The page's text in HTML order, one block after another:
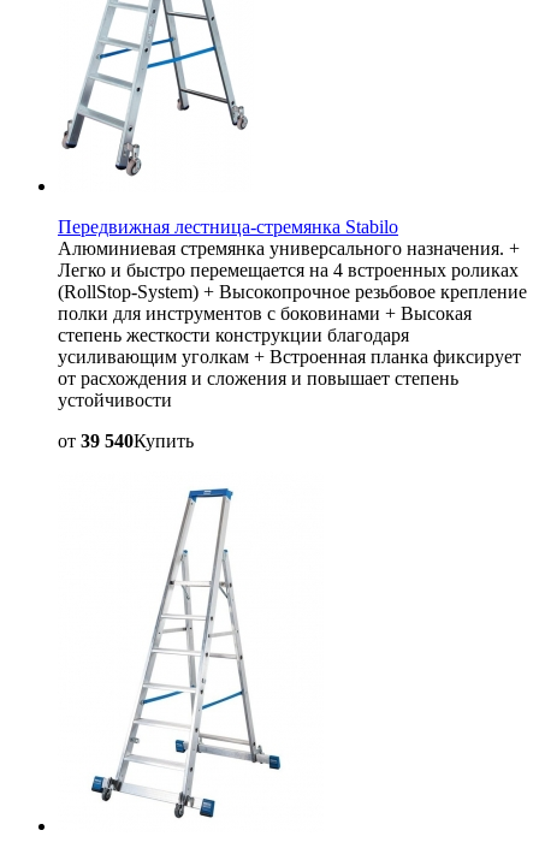
Передвижная лестница-стремянка Stabilo
Алюминиевая стремянка универсального назначения. +
Легко и быстро перемещается на 4 встроенных роликах
(RollStop-System) + Высокопрочное резьбовое крепление
полки для инструментов с боковинами + Высокая
степень жесткости конструкции благодаря
усиливающим уголкам + Встроенная планка фиксирует
от расхождения и сложения и повышает степень
устойчивости
от 39 540Купить